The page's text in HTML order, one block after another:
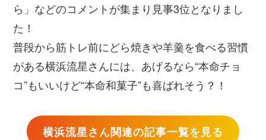
ら」 などのコメントが集まり見事3位となりまし
た！
普段から筋トレ前にどら焼きや羊羹を食べる習慣
がある横浜流星さんには、あげるなら“本命チョ
コ”もいいけど“本命和菓子”も喜ばれそう？！
横浜流星さん関連の記事一覧を見る